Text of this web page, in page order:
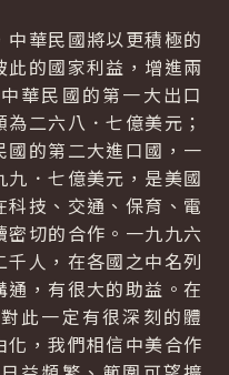
華民國將以更積極的
的國家利益，增進兩
華民國的第一大出口
二六八．七億美元；
的第二大進口國，一
．七億美元，是美國
技、交通、保育、電
切的合作。一九九六
人，在各國之中名列
，有很大的助益。在
此一定有很深刻的體
，我們相信中美合作